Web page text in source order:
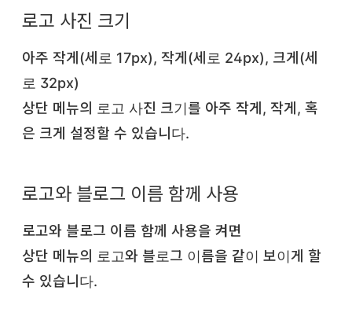
로고 사진 크기
아주 작게(세로 17px), 작게(세로 24px), 크게(세
로 32px)
상단 메뉴의 로고 사진 크기를 아주 작게, 작게, 혹
은 크게 설정할 수 있습니다.
로고와 블로그 이름 함께 사용
로고와 블로그 이름 함께 사용을 켜면
상단 메뉴의 로고와 블로그 이름을 같이 보이게 할
수 있습니다.